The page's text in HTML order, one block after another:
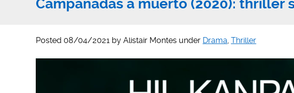
Campanadas a muerto (2020): thriller
Posted 08/04/2021 by Alistair Montes under Drama, Thriller